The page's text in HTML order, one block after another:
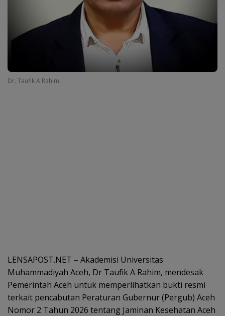
Dr. Taufik A Rahim.
LENSAPOST.NET – Akademisi Universitas
Muhammadiyah Aceh, Dr Taufik A Rahim, mendesak
Pemerintah Aceh untuk memperlihatkan bukti resmi
terkait pencabutan Peraturan Gubernur (Pergub) Aceh
Nomor 2 Tahun 2026 tentang Jaminan Kesehatan Aceh